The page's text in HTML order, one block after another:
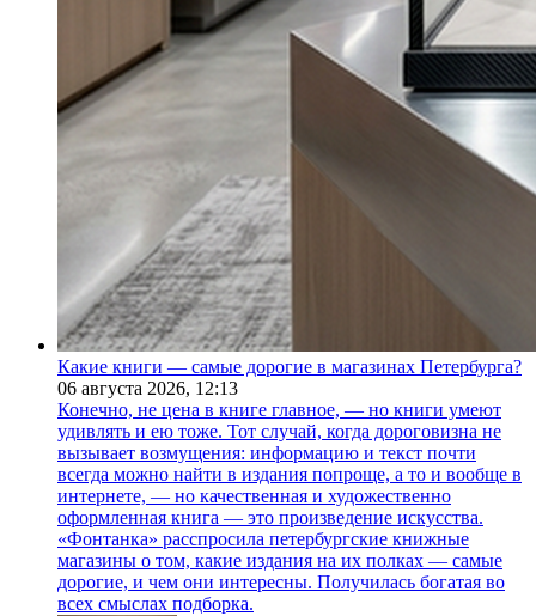
Какие книги — самые дорогие в магазинах Петербурга?
06 августа 2026, 12:13
Конечно, не цена в книге главное, — но книги умеют
удивлять и ею тоже. Тот случай, когда дороговизна не
вызывает возмущения: информацию и текст почти
всегда можно найти в издания попроще, а то и вообще в
интернете, — но качественная и художественно
оформленная книга — это произведение искусства.
«Фонтанка» расспросила петербургские книжные
магазины о том, какие издания на их полках — самые
дорогие, и чем они интересны. Получилась богатая во
всех смыслах подборка.